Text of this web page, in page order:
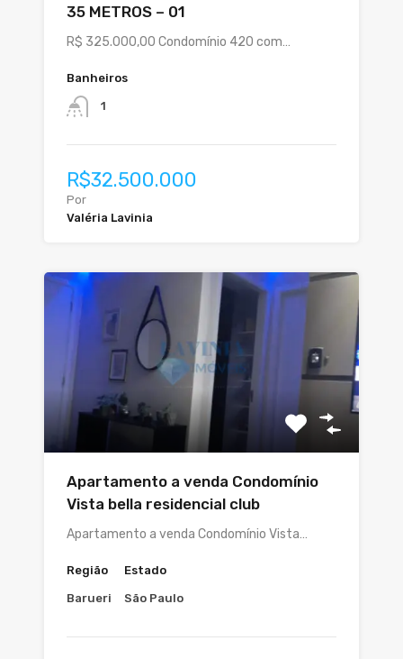
35 METROS – 01
R$ 325.000,00 Condomínio 420 com…
Banheiros
1
R$32.500.000
Por
Valéria Lavinia
Apartamento a venda Condomínio
Vista bella residencial club
Apartamento a venda Condomínio Vista…
Região
Barueri
Estado
São Paulo